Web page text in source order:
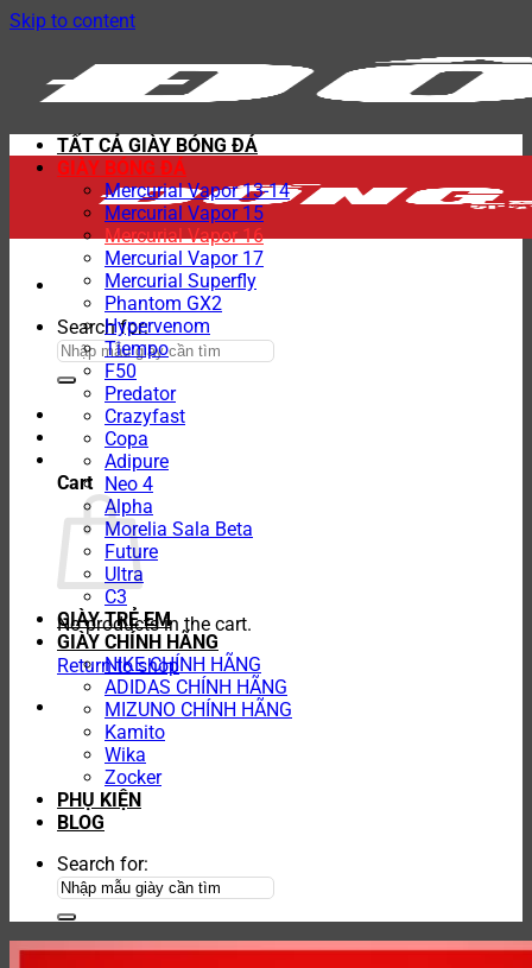
Skip to content
Search for:
Cart
No products in the cart.
Return to shop
TẤT CẢ GIÀY BÓNG ĐÁ
GIÀY BÓNG ĐÁ
Mercurial Vapor 13-14
Mercurial Vapor 15
Mercurial Vapor 16
Mercurial Vapor 17
Mercurial Superfly
Phantom GX2
Hypervenom
Tiempo
F50
Predator
Crazyfast
Copa
Adipure
Neo 4
Alpha
Morelia Sala Beta
Future
Ultra
C3
GIÀY TRẺ EM
GIÀY CHÍNH HÃNG
NIKE CHÍNH HÃNG
ADIDAS CHÍNH HÃNG
MIZUNO CHÍNH HÃNG
Kamito
Wika
Zocker
PHỤ KIỆN
BLOG
Search for: